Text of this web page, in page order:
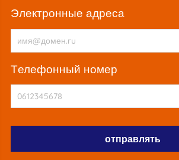
электронные адреса
телефонный номер